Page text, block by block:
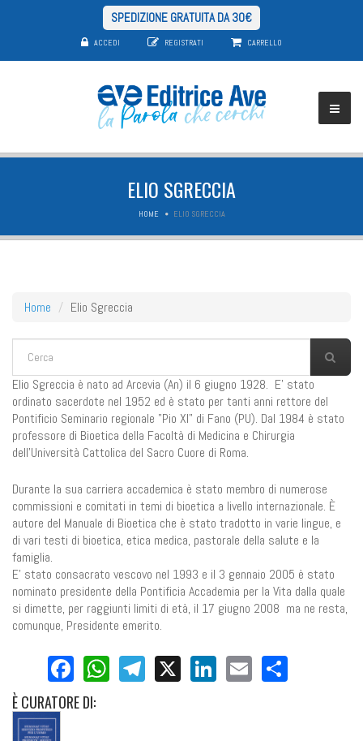
SPEDIZIONE GRATUITA DA 30€
ACCEDI REGISTRATI CARRELLO
ELIO SGRECCIA
HOME ELIO SGRECCIA
Home Elio Sgreccia
FORM DI RICERCA
Elio Sgreccia è nato ad Arcevia (An) il 6 giugno 1928. E' stato
ordinato sacerdote nel 1952 ed è stato per tanti anni rettore del
Pontificio Seminario regionale "Pio XI" di Fano (PU). Dal 1984 è stato
professore di Bioetica della Facoltà di Medicina e Chirurgia
dell'Università Cattolica del Sacro Cuore di Roma.
Durante la sua carriera accademica è stato membro di numerose
commissioni e comitati in temi di bioetica a livello internazionale. È
autore del Manuale di Bioetica che è stato tradotto in varie lingue, e
di vari testi di bioetica, etica medica, pastorale della salute e la
famiglia.
E' stato consacrato vescovo nel 1993 e il 3 gennaio 2005 è stato
nominato presidente della Pontificia Accademia per la Vita dalla quale
si dimette, per raggiunti limiti di età, il 17 giugno 2008 ma ne resta,
comunque, Presidente emerito.
Facebook
WhatsApp
Telegram
X LinkedIn
Email
ÈCURATORE DI: